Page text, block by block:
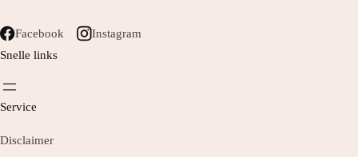
Facebook
Instagram
Snelle links
Service
Disclaimer